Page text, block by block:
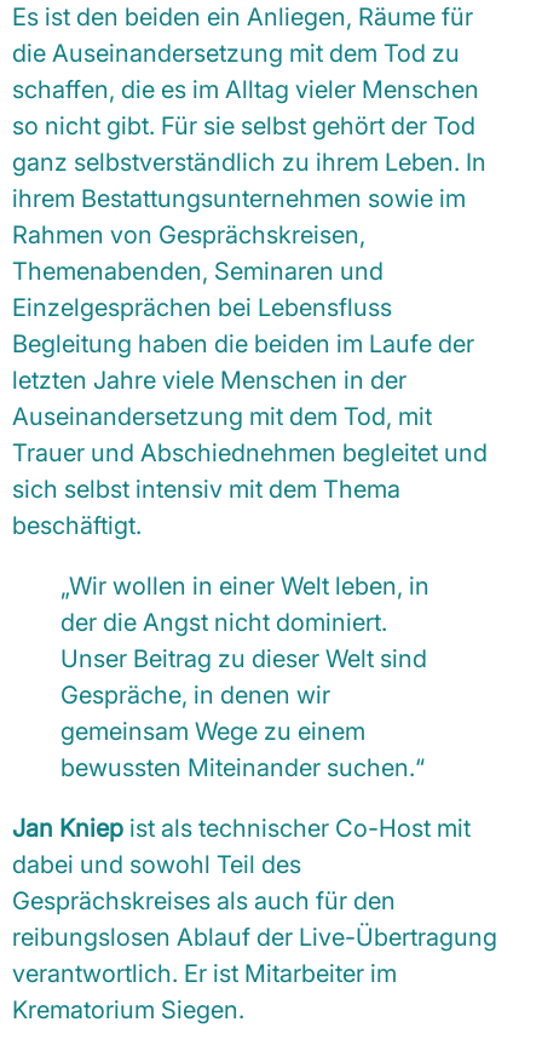
Es ist den beiden ein Anliegen, Räume für
die Auseinandersetzung mit dem Tod zu
schaffen, die es im Alltag vieler Menschen
so nicht gibt. Für sie selbst gehört der Tod
ganz selbstverständlich zu ihrem Leben. In
ihrem Bestattungsunternehmen sowie im
Rahmen von Gesprächskreisen,
Themenabenden, Seminaren und
Einzelgesprächen bei Lebensfluss
Begleitung haben die beiden im Laufe der
letzten Jahre viele Menschen in der
Auseinandersetzung mit dem Tod, mit
Trauer und Abschiednehmen begleitet und
sich selbst intensiv mit dem Thema
beschäftigt.
„Wir wollen in einer Welt leben, in
der die Angst nicht dominiert.
Unser Beitrag zu dieser Welt sind
Gespräche, in denen wir
gemeinsam Wege zu einem
bewussten Miteinander suchen.“
Jan Kniep ist als technischer Co-Host mit
dabei und sowohl Teil des
Gesprächskreises als auch für den
reibungslosen Ablauf der Live-Übertragung
verantwortlich. Er ist Mitarbeiter im
Krematorium Siegen.